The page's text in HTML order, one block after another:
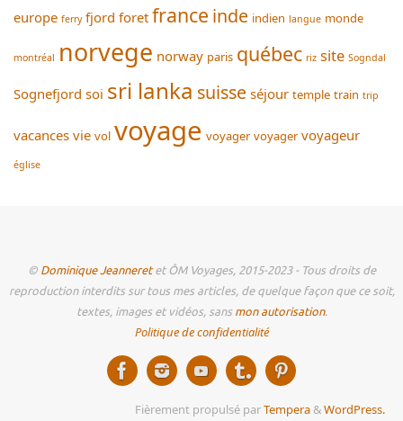
europe ferry fjord foret france inde indien langue monde
montréal norvege norway paris québec riz site Sogndal
Sognefjord soi sri lanka suisse séjour temple train trip
vacances vie vol voyage voyager voyager voyageur
église
© Dominique Jeanneretet ÔM Voyages, 2015-2023 - Tous droits de
reproduction interdits sur tous mes articles, de quelque façon que ce soit,
textes, images et vidéos, sans mon autorisation.
Politique de confidentialité
Fièrement propulsé parTempera &WordPress.